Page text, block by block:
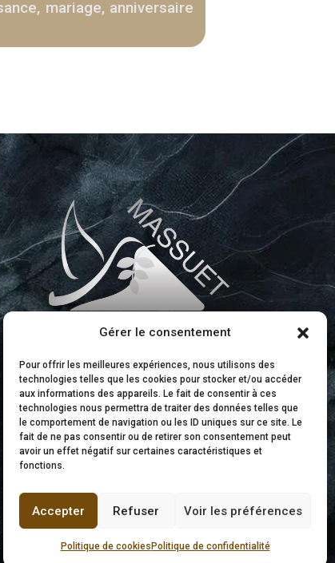
Gérer le consentement
Pour offrir les meilleures expériences, nous utilisons des
technologies telles que les cookies pour stocker et/ou accéder
aux informations des appareils. Le fait de consentir à ces
technologies nous permettra de traiter des données telles que
le comportement de navigation ou les ID uniques sur ce site. Le
fait de ne pas consentir ou de retirer son consentement peut
avoir un effet négatif sur certaines caractéristiques et
fonctions.
Accepter Refuser Voir les préférences
Politique de cookies Politique de confidentialité
mariage, anniversaire